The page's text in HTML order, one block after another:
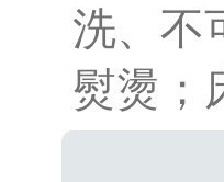
洗、不
熨燙；